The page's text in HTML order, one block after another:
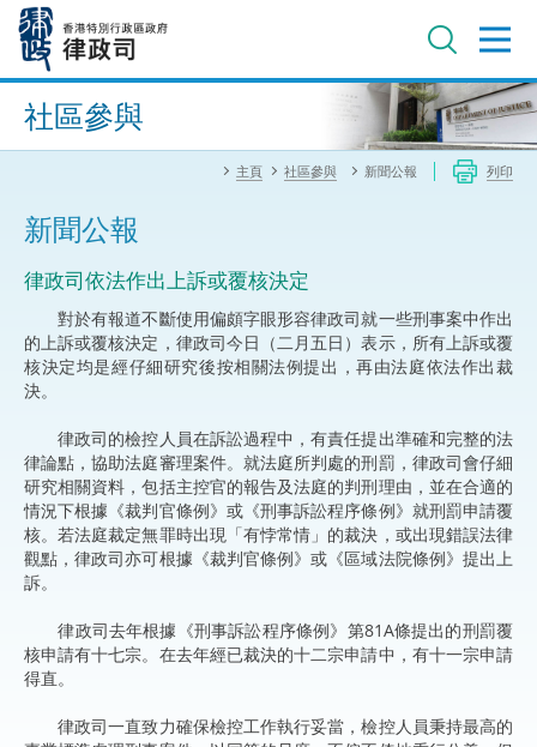
內
進階搜尋
社區參與
主頁 社區參與 新聞公報 列印
新聞公報
律政司依法作出上訴或覆核決定
對於有報道不斷使用偏頗字眼形容律政司就一些刑事案中作出
的上訴或覆核決定，律政司今日（二月五日）表示，所有上訴或覆
核決定均是經仔細研究後按相關法例提出，再由法庭依法作出裁
決。
律政司的檢控人員在訴訟過程中，有責任提出準確和完整的法
律論點，協助法庭審理案件。就法庭所判處的刑罰，律政司會仔細
研究相關資料，包括主控官的報告及法庭的判刑理由，並在合適的
情況下根據《裁判官條例》或《刑事訴訟程序條例》就刑罰申請覆
核。若法庭裁定無罪時出現「有悖常情」的裁決，或出現錯誤法律
觀點，律政司亦可根據《裁判官條例》或《區域法院條例》提出上
訴。
律政司去年根據《刑事訴訟程序條例》第81A條提出的刑罰覆
核申請有十七宗。在去年經已裁決的十二宗申請中，有十一宗申請
得直。
律政司一直致力確保檢控工作執行妥當，檢控人員秉持最高的